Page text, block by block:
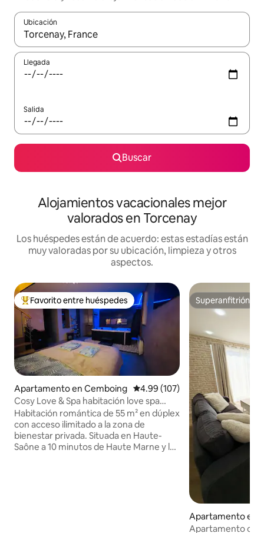
Ubicación
Cuando los resultados estén disponibles, navega con las
Llegada
Salida
Buscar
Alojamientos vacacionales mejor
valorados en Torcenay
Los huéspedes están de acuerdo: estas estadías están
muy valoradas por su ubicación, limpieza y otros
aspectos.
Favorito entre huéspedes preferido
Favorito entre huéspedes
Apartamento en Cemboing Calificación promedio: 4.99 de
4.99 (107)
Cosy Love & Spa habitación love spa
hammam sauna privé
Habitación romántica de 55 m² en dúplex
con acceso ilimitado a la zona de
bienestar privada. Situada en Haute-
Saône a 10 minutos de Haute Marne y los
Superanfitrión
Superanfitrión
Apartamento en
Apartamento